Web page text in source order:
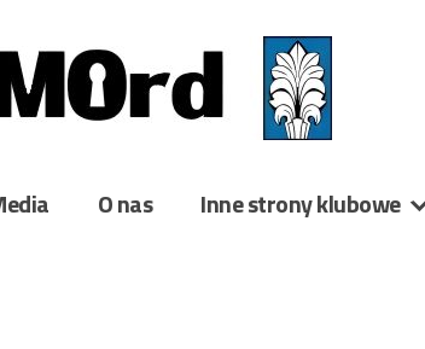
O nas Inne strony klubowe